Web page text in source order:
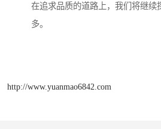
在追求品质的道路上，我们将继续
多。
http://www.yuanmao6842.com